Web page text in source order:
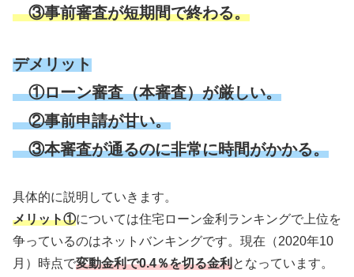
③事前審査が短期間で終わる。
デメリット
①ローン審査（本審査）が厳しい。
②事前申請が甘い。
③本審査が通るのに非常に時間がかかる。
具体的に説明していきます。
メリット①については住宅ローン金利ランキングで上位を
争っているのはネットバンキングです。現在（2020年10
月）時点で変動金利で0.4％を切る金利となっています。